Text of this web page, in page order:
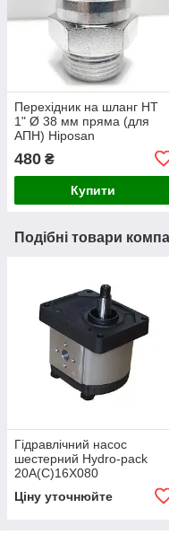
Перехідник на шланг НТ
1" Ø 38 мм пряма (для
АПН) Hiposan
480 ₴
Купити
Подібні товари
Гідравлічний насос
шестерний Hydro-pack
20A(C)16X080
Ціну уточнюйте